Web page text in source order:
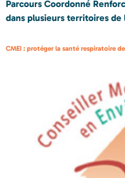
Parcours Coordonné
dans plusieurs territoires
CMEI : protéger la santé respiratoire